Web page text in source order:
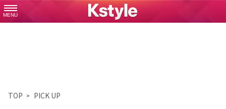
MENU
TOP PICK UP